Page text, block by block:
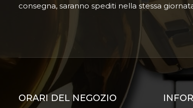
consegna, saranno spediti nella stessa
ORARI DEL NEGOZIO